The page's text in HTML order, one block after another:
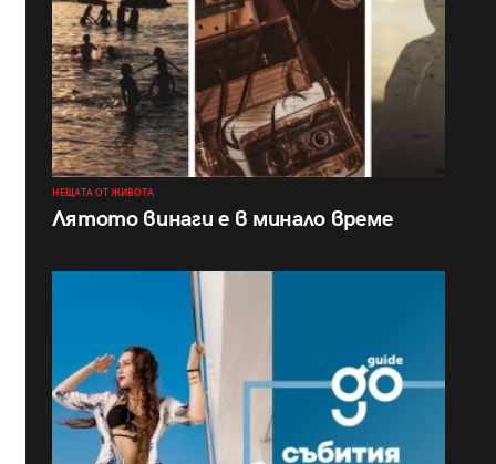
НЕЩАТА ОТ ЖИВОТА
Лятото винаги е в минало време